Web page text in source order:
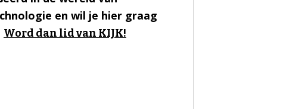
en wil je hier graag
Word dan lid van KIJK!